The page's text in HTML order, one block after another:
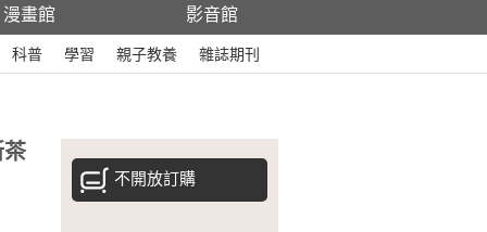
漫畫館 影音館
科普 學習 親子教養 雜誌期刊
不開放訂購
茶